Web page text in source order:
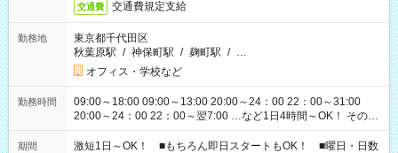
交通費 交通費規定支給
勤務地
東京都千代田区
秋葉原駅 / 神保町駅 / 麹町駅 / …
オフィス・学校など
勤務時間
09:00～18:00 09:00～13:00 20:00～24：00 22：00～31:00
20:00～24：00 22：00～翌7:00 …など1日4時間～OK！ その他
シフトもございます！ お気軽にご相談ください！
期間
激短1日～OK！ ■もちろん即日スタートもOK！ ■曜日・日数